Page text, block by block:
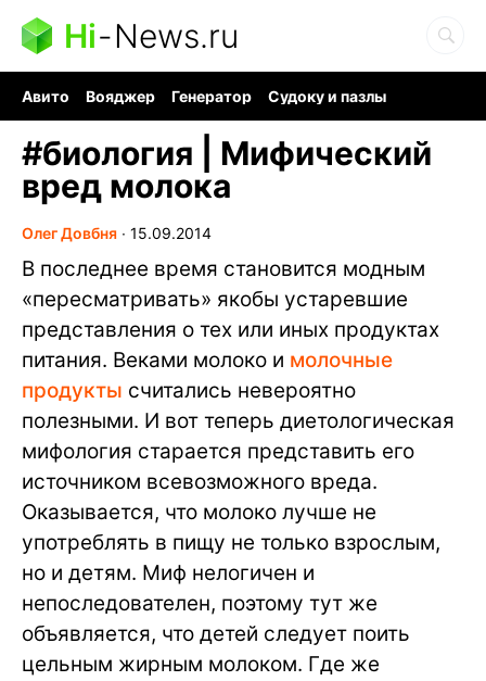
Hi-News.ru
Авито Вояджер Генератор
Судоку и пазлы
#биология | Мифический
вред молока
Олег Довбня ∙ 15.09.2014
В последнее время становится модным
«пересматривать» якобы устаревшие
представления о тех или иных продуктах
питания. Веками молоко и молочные
продукты считались невероятно
полезными. И вот теперь диетологическая
мифология старается представить его
источником всевозможного вреда.
Оказывается, что молоко лучше не
употреблять в пищу не только взрослым,
но и детям. Миф нелогичен и
непоследователен, поэтому тут же
объявляется, что детей следует поить
цельным жирным молоком. Где же